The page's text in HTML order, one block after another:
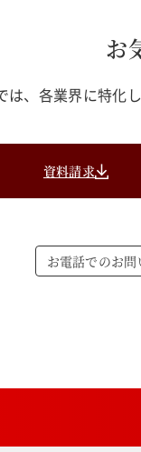
お
は、各業界に特化
資料請求
お電話でのお